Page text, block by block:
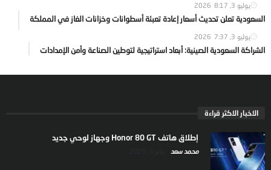
يوليو 3, 2026 8:17
السعودية تعلن تحديث أسعار إعادة تعبئة أسطوانات وخزانات الغاز في المملكة
يوليو 3, 2026 7:37
الشراكة السعودية الصينية: أبعاد استراتيجية لتوطين الصناعة وأمن الإمدادات
الاخبار الاكثر قراءة
إطلاق هاتف Honor 80 GT وجهاز لوحي جديد
محمد سعد